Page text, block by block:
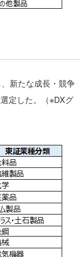
新たな成長・競争
定した。（※DXグ